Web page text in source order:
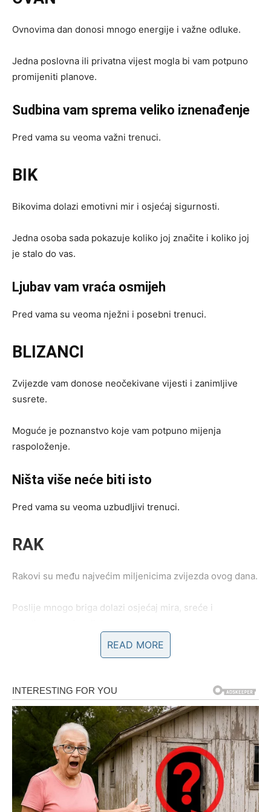
Ovnovima dan donosi mnogo energije i važne odluke.
Jedna poslovna ili privatna vijest mogla bi vam potpuno
promijeniti planove.
Sudbina vam sprema veliko iznenađenje
Pred vama su veoma važni trenuci.
BIK
Bikovima dolazi emotivni mir i osjećaj sigurnosti.
Jedna osoba sada pokazuje koliko joj značite i koliko joj
je stalo do vas.
Ljubav vam vraća osmijeh
Pred vama su veoma nježni i posebni trenuci.
BLIZANCI
Zvijezde vam donose neočekivane vijesti i zanimljive
susrete.
Moguće je poznanstvo koje vam potpuno mijenja
raspoloženje.
Ništa više neće biti isto
Pred vama su veoma uzbudljivi trenuci.
RAK
Rakovi su među najvećim miljenicima zvijezda ovog dana.
Poslije mnogo briga dolazi osjećaj mira, sreće i
Velika sreća ulazi u vaš život
LAV
Lavovima dolazi velika poslovna ili finansijska prilika.
Sve ono što ste dugo čekali sada konačno dolazi na svoje
mjesto.
READ MORE